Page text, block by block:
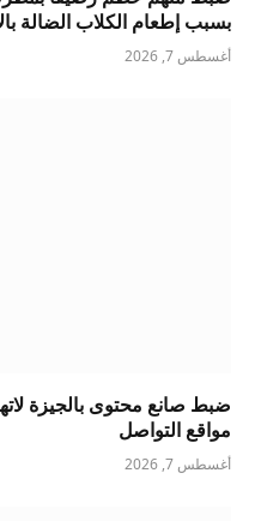
بسبب إطعام الكلاب الضالة
أغسطس 7, 2026
ضبط صانع محتوى بالجيزة
مواقع التواصل
أغسطس 7, 2026